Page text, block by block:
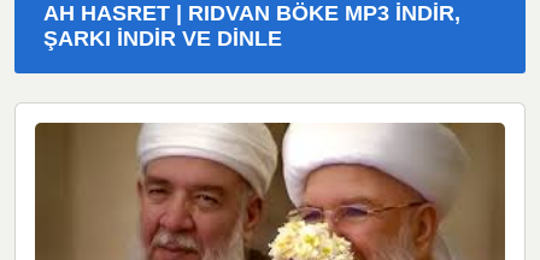
AH HASRET | RIDVAN BÖKE MP3 İNDIR,
ŞARKI İNDIR VE DINLE